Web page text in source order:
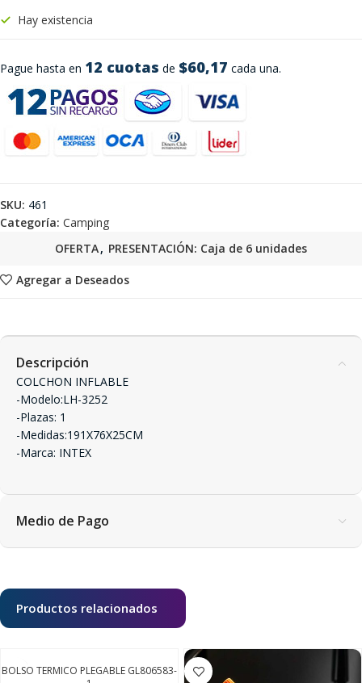
Pague hasta en 12 cuotas de $60,17 cada una.
Hay existencia
Agregar a Deseados
SKU: 461
Categoría: Camping
OFERTA, PRESENTACIÓN: Caja de 6 unidades
Descripción
COLCHON INFLABLE
-Modelo:LH-3252
-Plazas: 1
-Medidas:191X76X25CM
-Marca: INTEX
Medio de Pago
Productos relacionados
BOLSO TERMICO PLEGABLE GL806583-